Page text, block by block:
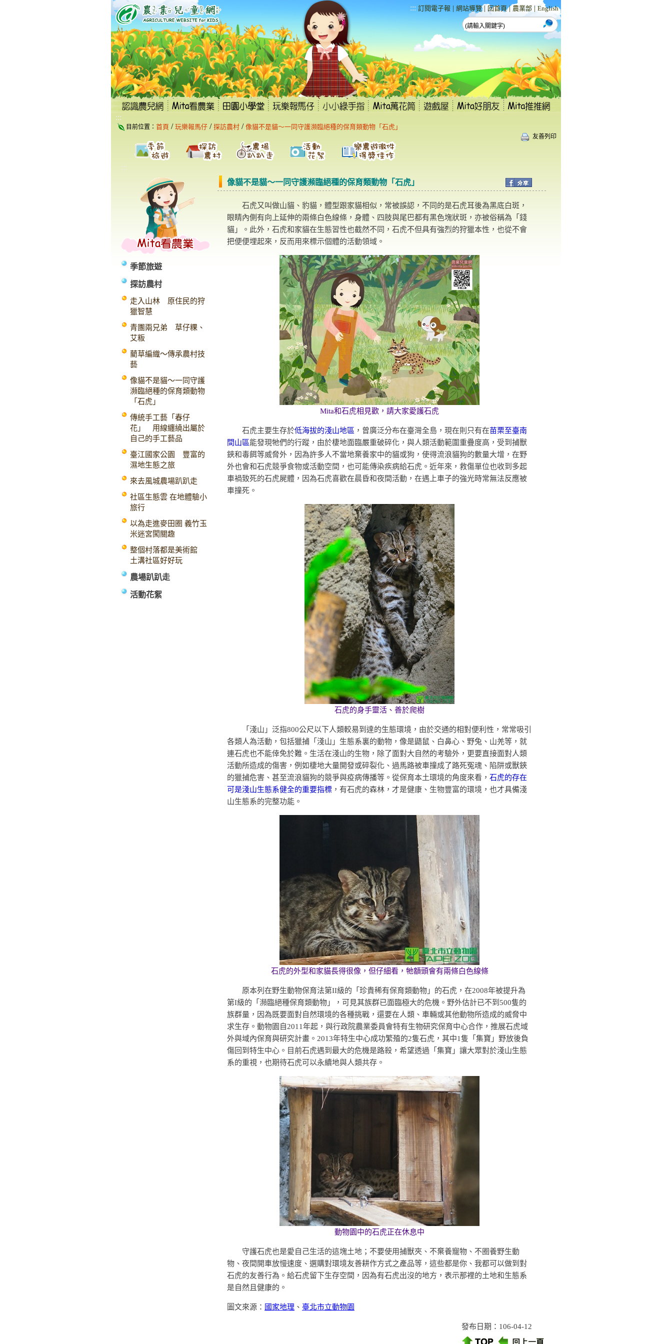
跳
到
主
要
內
容
區
塊
::: 訂閱電子報 | 網站導覽 | 回首頁 | 農業部 | English
:::
目前位置： 首頁 / 玩樂報馬仔 / 探訪農村 / 像貓不是貓～一同守護瀕臨絕種的保育類動物「石虎」
友善列印
:::
季節旅遊
探訪農村
走入山林 原住民的狩
獵智慧
青團兩兄弟 草仔粿、
艾粄
藺草編織～傳承農村技
藝
像貓不是貓～一同守護
瀕臨絕種的保育類動物
「石虎」
傳統手工藝「春仔
花」 用線纏繞出屬於
自己的手工藝品
臺江國家公園 豐富的
濕地生態之旅
來去風城農場趴趴走
社區生態雲 在地體驗小
旅行
以為走進麥田圈 義竹玉
米迷宮闖關趣
整個村落都是美術館
土溝社區好好玩
農場趴趴走
活動花絮
像貓不是貓～一同守護瀕臨絕種的保育類動物「石虎」
石虎又叫做山貓、豹貓，體型跟家貓相似，常被誤認，不同的是石虎耳後為黑底白斑，
眼睛內側有向上延伸的兩條白色線條，身體、四肢與尾巴都有黑色塊狀斑，亦被俗稱為「錢
貓」。此外，石虎和家貓在生態習性也截然不同，石虎不但具有強烈的狩獵本性，也從不會
把便便埋起來，反而用來標示個體的活動領域。
Mita和石虎相見歡，請大家愛護石虎
石虎主要生存於低海拔的淺山地區 ，曾廣泛分布在臺灣全島，現在則只有在苗栗至臺南
間山區能發現牠們的行蹤，由於棲地面臨嚴重破碎化，與人類活動範圍重疊度高，受到捕獸
鋏和毒餌等威脅外，因為許多人不當地棄養家中的貓或狗，使得流浪貓狗的數量大增，在野
外也會和石虎競爭食物或活動空間，也可能傳染疾病給石虎。近年來，救傷單位也收到多起
車禍致死的石虎屍體，因為石虎喜歡在晨昏和夜間活動，在遇上車子的強光時常無法反應被
車撞死。
石虎的身手靈活、善於爬樹
「淺山」泛指800公尺以下人類較易到達的生態環境，由於交通的相對便利性，常常吸引
各類人為活動，包括獵捕「淺山」生態系裏的動物，像是鼯鼠、白鼻心、野兔、山羌等，就
連石虎也不能倖免於難。生活在淺山的生物，除了面對大自然的考驗外，更要直接面對人類
活動所造成的傷害，例如棲地大量開發或碎裂化、過馬路被車撞成了路死冤魂、陷阱或獸鋏
的獵捕危害、甚至流浪貓狗的競爭與疫病傳播等。從保育本土環境的角度來看， 石虎的存在
可是淺山生態系健全的重要指標 ，有石虎的森林，才是健康、生物豐富的環境，也才具備淺
山生態系的完整功能。
石虎的外型和家貓長得很像，但仔細看，牠額頭會有兩條白色線條
原本列在野生動物保育法第II級的「珍貴稀有保育類動物」的石虎，在2008年被提升為
第I級的「瀕臨絕種保育類動物」，可見其族群已面臨極大的危機。野外估計已不到500隻的
族群量，因為既要面對自然環境的各種挑戰，還要在人類、車輛或其他動物所造成的威脅中
求生存。動物園自2011年起，與行政院農業委員會特有生物研究保育中心合作，推展石虎域
外與域內保育與研究計畫。2013年特生中心成功繁殖的2隻石虎，其中1隻「集寶」野放後負
傷回到特生中心。目前石虎遇到最大的危機是路殺，希望透過「集寶」讓大眾對於淺山生態
系的重視，也期待石虎可以永續地與人類共存。
動物園中的石虎正在休息中
守護石虎也是愛自己生活的這塊土地；不要使用捕獸夾、不棄養寵物、不圈養野生動
物、夜間開車放慢速度、選購對環境友善耕作方式之產品等，這些都是你、我都可以做到對
石虎的友善行為。給石虎留下生存空間，因為有石虎出沒的地方，表示那裡的土地和生態系
是自然且健康的。
圖文來源： 國家地理 、 臺北市立動物園
發布日期：106-04-12